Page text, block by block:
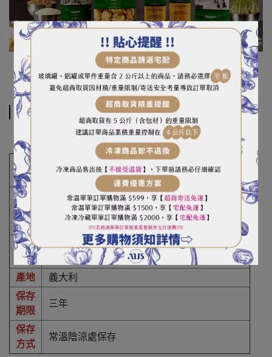
規格說明
商品
名稱
大寬麵
重
（容
）量
成分
杜蘭小麥粉（對小麥過敏者請勿食用）
產地
義大利
保存
期限
三年
保存
方式
常溫陰涼處保存